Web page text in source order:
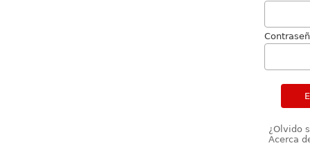
¿Olvido
Acerca